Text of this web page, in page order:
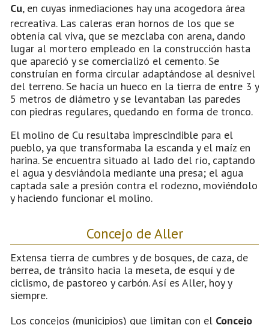
Cu, en cuyas inmediaciones hay una acogedora área
recreativa. Las caleras eran hornos de los que se
obtenía cal viva, que se mezclaba con arena, dando
lugar al mortero empleado en la construcción hasta
que apareció y se comercializó el cemento. Se
construían en forma circular adaptándose al desnivel
del terreno. Se hacía un hueco en la tierra de entre 3 y
5 metros de diámetro y se levantaban las paredes
con piedras regulares, quedando en forma de tronco.
El molino de Cu resultaba imprescindible para el
pueblo, ya que transformaba la escanda y el maíz en
harina. Se encuentra situado al lado del río, captando
el agua y desviándola mediante una presa; el agua
captada sale a presión contra el rodezno, moviéndolo
y haciendo funcionar el molino.
Concejo de Aller
Extensa tierra de cumbres y de bosques, de caza, de
berrea, de tránsito hacia la meseta, de esquí y de
ciclismo, de pastoreo y carbón. Así es Aller, hoy y
siempre.
Los concejos (municipios) que limitan con el Concejo